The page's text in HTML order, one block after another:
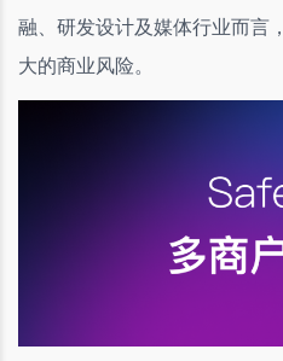
融、研发设计及媒体行业而言
大的商业风险。